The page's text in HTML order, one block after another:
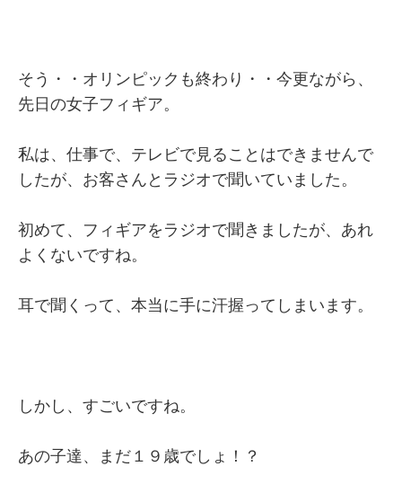
そう・・オリンピックも終わり・・今更ながら、
先日の女子フィギア。
私は、仕事で、テレビで見ることはできませんで
したが、お客さんとラジオで聞いていました。
初めて、フィギアをラジオで聞きましたが、あれ
よくないですね。
耳で聞くって、本当に手に汗握ってしまいます。
しかし、すごいですね。
あの子達、まだ１９歳でしょ！？